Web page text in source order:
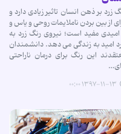
زرد بر ذهن انسان تاثیر زیادی دارد و
از بین بردن ناملایمات روحی و یاس و
امیدی مفید است؛ نیروی رنگ زرد به
امید به زندگی می دهد. دانشمندان
این رنگ برای درمان ناراحتی
۱۳۹۷-۱۱-۱۳ ۰۰:۰۰